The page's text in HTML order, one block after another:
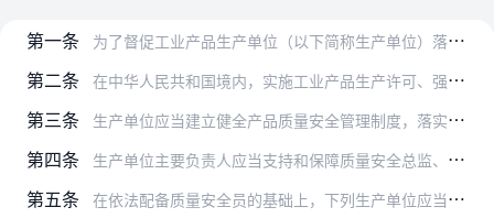
第一条 为了督促工业产品生产单位（以下简称生产单位）落实产品质量安全主体责任，强化生产单位主要负责人产品质量安全责任，规范质量安全管理人员行为，根据《中华人民共和国产品…
第二条 在中华人民共和国境内，实施工业产品生产许可、强制性产品认证管理，以及涉及人身健康和生命财产安全并有强制性国家标准要求的产品生产单位主要负责人和质量安全总监、质量…
第三条 生产单位应当建立健全产品质量安全管理制度，落实产品质量安全责任制，依法配备与单位规模、产品类别、风险等级相适应的质量安全总监和质量安全员，明确生产单位主要负责人…
第四条 生产单位主要负责人应当支持和保障质量安全总监、质量安全员依法开展产品质量安全管理工作，在作出涉及产品质量安全的重大决策前，应当充分听取质量安全总监和质量安全员的…
第五条 在依法配备质量安全员的基础上，下列生产单位应当配备质量安全总监：